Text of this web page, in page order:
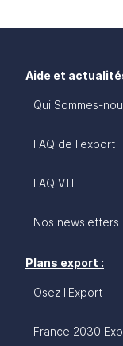
Aide et
Qui Sommes-
FAQ de l'export
FAQ V.I.E
Nos newsletters
Plans export :
Osez l'Export
France 2030